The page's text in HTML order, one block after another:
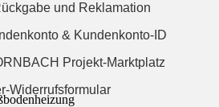
und Reklamation
& Kundenkonto-ID
Projekt-Marktplatz
Widerrufsformular